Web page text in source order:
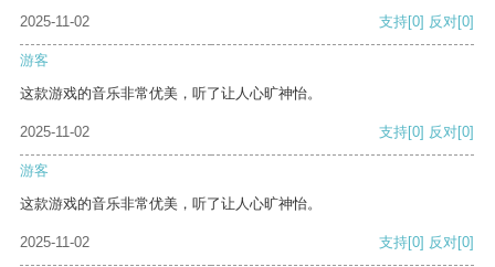
2025-11-02
支持[0] 反对[0]
游客
这款游戏的音乐非常优美，听了让人心旷神怡。
2025-11-02 支持[0] 反对[0]
游客
这款游戏的音乐非常优美，听了让人心旷神怡。
2025-11-02 支持[0] 反对[0]